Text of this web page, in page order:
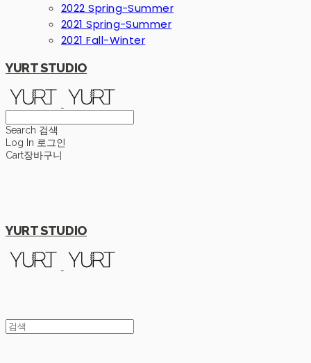
2022 Spring-Summer
2021 Spring-Summer
2021 Fall-Winter
YURT STUDIO
Search 검색
Log In 로그인
Cart장바구니
YURT STUDIO